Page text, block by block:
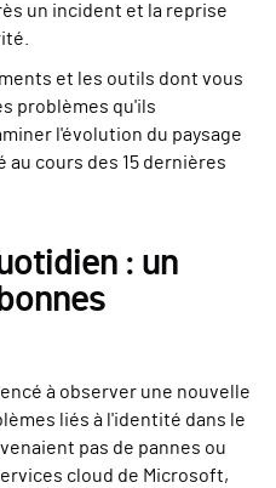
un incident et la reprise
et les outils dont vous
problèmes qu'ils
l'évolution du paysage
au cours des 15 dernières
: un
à observer une nouvelle
liés à l'identité dans le
pas de pannes ou
cloud de Microsoft,